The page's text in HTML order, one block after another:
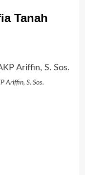
Tanah
Ariffin, S. Sos.